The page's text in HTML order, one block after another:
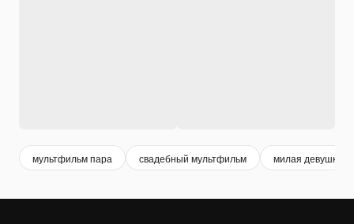
мультфильм пара свадебный мультфильм милая девушка